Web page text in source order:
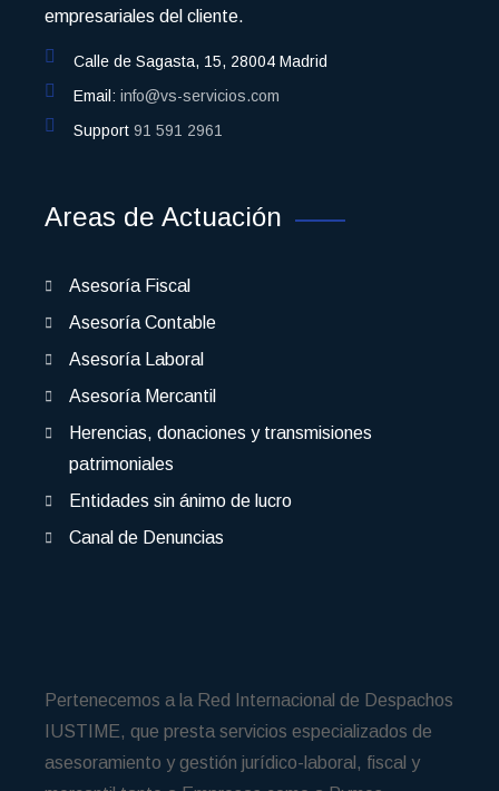
empresariales del cliente.
Calle de Sagasta, 15, 28004 Madrid
Email: info@vs-servicios.com
Support 91 591 2961
Areas de Actuación
Asesoría Fiscal
Asesoría Contable
Asesoría Laboral
Asesoría Mercantil
Herencias, donaciones y transmisiones
patrimoniales
Entidades sin ánimo de lucro
Canal de Denuncias
Pertenecemos a la Red Internacional de Despachos
IUSTIME, que presta servicios especializados de
asesoramiento y gestión jurídico-laboral, fiscal y